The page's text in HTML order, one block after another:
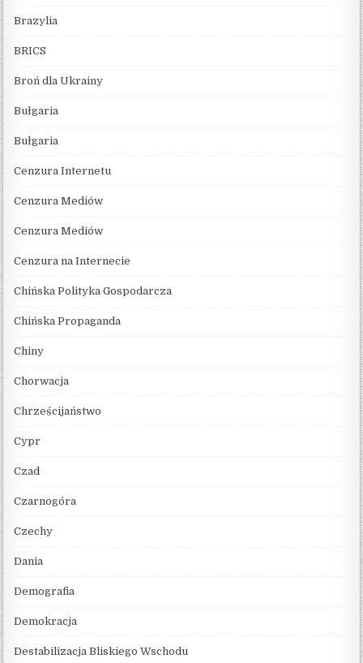
Brazylia
BRICS
Broń dla Ukrainy
Bułgaria
Bułgaria
Cenzura Internetu
Cenzura Mediów
Cenzura Mediów
Cenzura na Internecie
Chińska Polityka Gospodarcza
Chińska Propaganda
Chiny
Chorwacja
Chrześcijaństwo
Cypr
Czad
Czarnogóra
Czechy
Dania
Demografia
Demokracja
Destabilizacja Bliskiego Wschodu